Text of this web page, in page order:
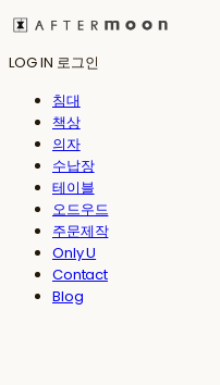
LOG IN 로그인
침대
책상
의자
수납장
테이블
오드우드
주문제작
Only U
Contact
Blog